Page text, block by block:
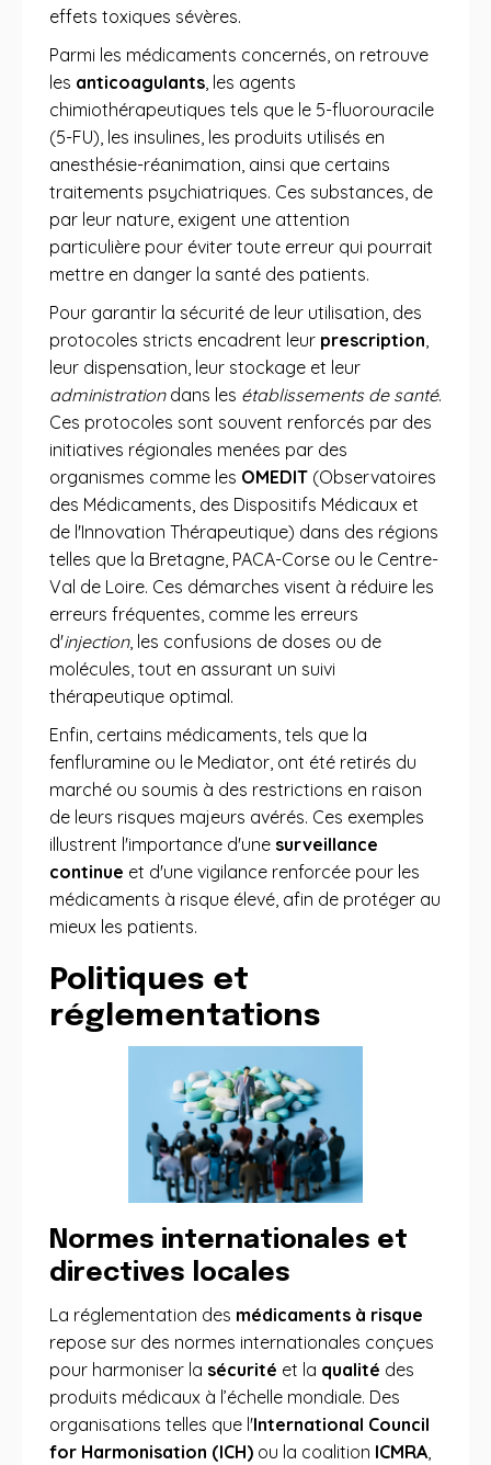
effets toxiques sévères.
Parmi les médicaments concernés, on retrouve
les anticoagulants, les agents
chimiothérapeutiques tels que le 5-fluorouracile
(5-FU), les insulines, les produits utilisés en
anesthésie-réanimation, ainsi que certains
traitements psychiatriques. Ces substances, de
par leur nature, exigent une attention
particulière pour éviter toute erreur qui pourrait
mettre en danger la santé des patients.
Pour garantir la sécurité de leur utilisation, des
protocoles stricts encadrent leur prescription,
leur dispensation, leur stockage et leur
administrationdans les établissements de santé.
Ces protocoles sont souvent renforcés par des
initiatives régionales menées par des
organismes comme les OMEDIT (Observatoires
des Médicaments, des Dispositifs Médicaux et
de l'Innovation Thérapeutique) dans des régions
telles que la Bretagne, PACA-Corse ou le Centre-
Val de Loire. Ces démarches visent à réduire les
erreurs fréquentes, comme les erreurs
d'injection, les confusions de doses ou de
molécules, tout en assurant un suivi
thérapeutique optimal.
Enfin, certains médicaments, tels que la
fenfluramine ou le Mediator, ont été retirés du
marché ou soumis à des restrictions en raison
de leurs risques majeurs avérés. Ces exemples
illustrent l'importance d'une surveillance
continue et d'une vigilance renforcée pour les
médicaments à risque élevé, afin de protéger au
mieux les patients.
Politiques et
réglementations
Normes internationales et
directives locales
La réglementation des médicaments à risque
repose sur des normes internationales conçues
pour harmoniser la sécurité et la qualité des
produits médicaux à l’échelle mondiale. Des
organisations telles que l'International Council
for Harmonisation (ICH) ou la coalition ICMRA,